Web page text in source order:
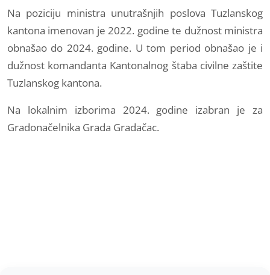
Na poziciju ministra unutrašnjih poslova Tuzlanskog
kantona imenovan je 2022. godine te dužnost ministra
obnašao do 2024. godine. U tom period obnašao je i
dužnost komandanta Kantonalnog štaba civilne zaštite
Tuzlanskog kantona.
Na lokalnim izborima 2024. godine izabran je za
Gradonačelnika Grada Gradačac.